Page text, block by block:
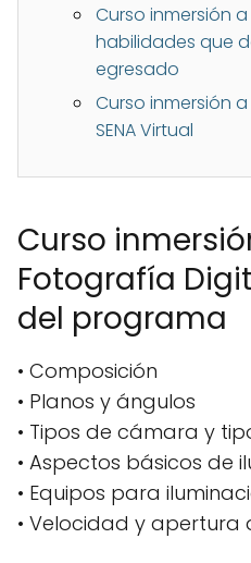
Curso inmersión
habilidades que
egresado
Curso inmersión
SENA Virtual
Curso
Fotografía
del programa
• Composición
• Planos y ángulos
• Tipos de cámara y
• Aspectos básicos de
• Equipos para
• Velocidad y